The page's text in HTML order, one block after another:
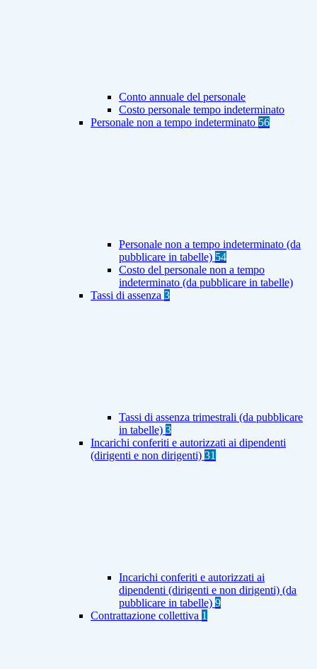
Conto annuale del personale
Costo personale tempo indeterminato
Personale non a tempo indeterminato 56
Personale non a tempo indeterminato (da
pubblicare in tabelle) 54
Costo del personale non a tempo
indeterminato (da pubblicare in tabelle)
Tassi di assenza 3
Tassi di assenza trimestrali (da pubblicare
in tabelle) 3
Incarichi conferiti e autorizzati ai dipendenti
(dirigenti e non dirigenti) 31
Incarichi conferiti e autorizzati ai
dipendenti (dirigenti e non dirigenti) (da
pubblicare in tabelle) 9
Contrattazione collettiva 1